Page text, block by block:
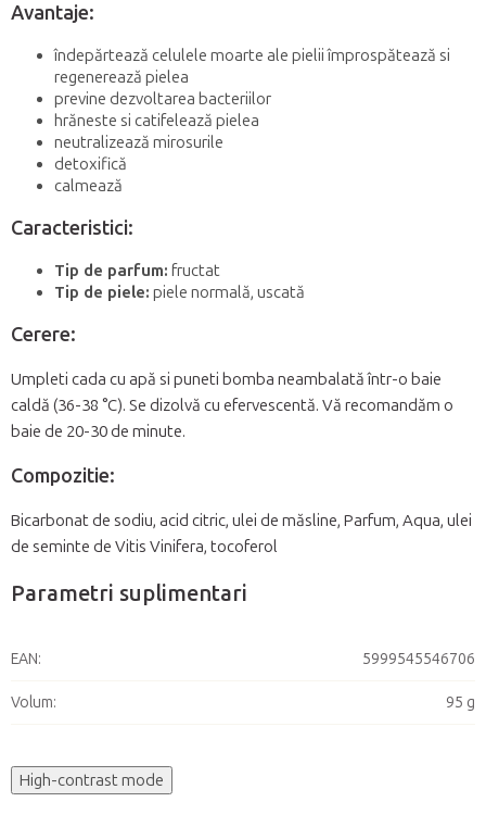
Avantaje:
îndepărtează celulele moarte ale pielii împrospătează si
regenerează pielea
previne dezvoltarea bacteriilor
hrăneste si catifelează pielea
neutralizează mirosurile
detoxifică
calmează
Caracteristici:
Tip de parfum: fructat
Tip de piele: piele normală, uscată
Cerere:
Umpleti cada cu apă si puneti bomba neambalată într-o baie
caldă (36-38 °C). Se dizolvă cu efervescentă. Vă recomandăm o
baie de 20-30 de minute.
Compozitie:
Bicarbonat de sodiu, acid citric, ulei de măsline, Parfum, Aqua, ulei
de seminte de Vitis Vinifera, tocoferol
Parametri suplimentari
EAN: 5999545546706
Volum: 95 g
High-contrast mode